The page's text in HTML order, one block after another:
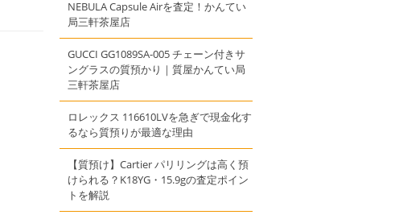
NEBULA Capsule Airを査定！かんてい
局三軒茶屋店
GUCCI GG1089SA-005 チェーン付きサ
ングラスの質預かり｜質屋かんてい局
三軒茶屋店
ロレックス 116610LVを急ぎで現金化す
るなら質預りが最適な理由
【質預け】Cartier パリリングは高く預
けられる？K18YG・15.9gの査定ポイン
トを解説